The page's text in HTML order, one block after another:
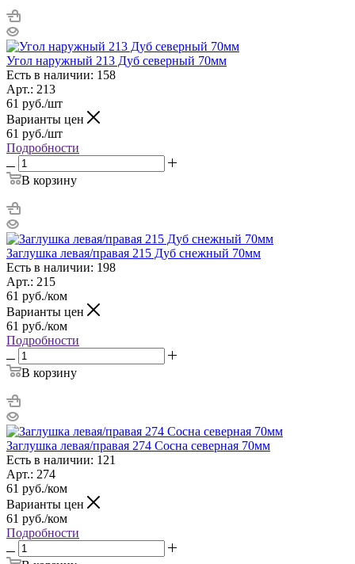
Угол наружный 213 Дуб северный 70мм
Есть в наличии: 158
Арт.: 213
61 руб./шт
Варианты цен
61 руб./шт
Подробности
В корзину
Заглушка левая/правая 215 Дуб снежный 70мм
Есть в наличии: 198
Арт.: 215
61 руб./ком
Варианты цен
61 руб./ком
Подробности
В корзину
Заглушка левая/правая 274 Сосна северная 70мм
Есть в наличии: 121
Арт.: 274
61 руб./ком
Варианты цен
61 руб./ком
Подробности